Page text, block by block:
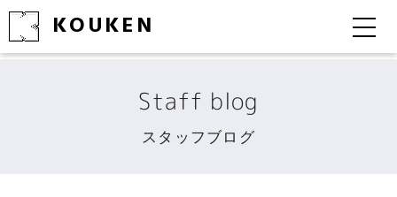
KOUKEN
Staff blog
スタッフブログ